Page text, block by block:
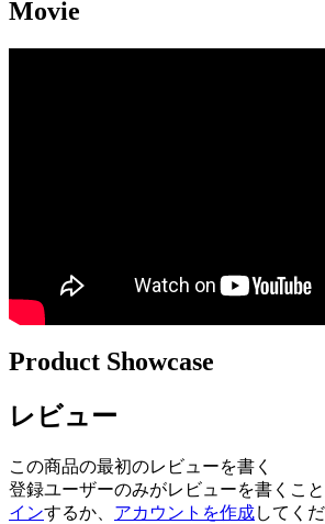
Movie
Product Showcase
レビュー
この商品の最初のレビューを書く
登録ユーザーのみがレビューを書くこ
インするか、 アカウントを作成してく